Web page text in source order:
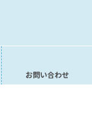
お問い合わせ